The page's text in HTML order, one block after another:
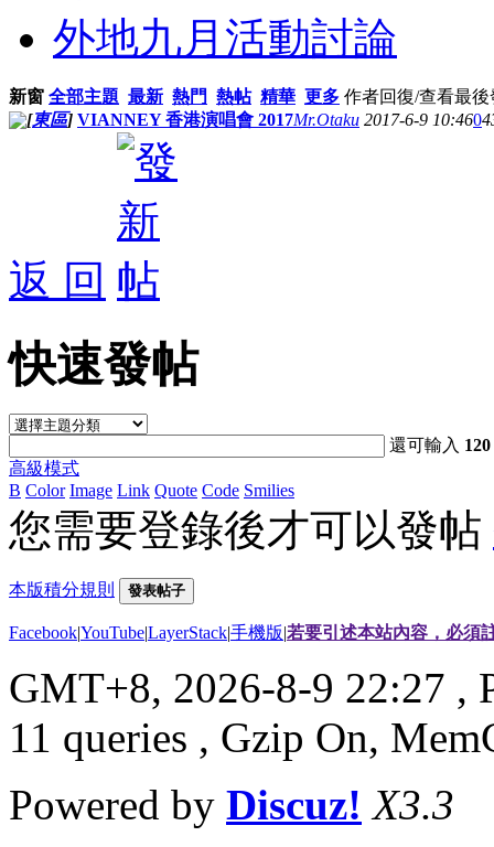
外地九月活動討論
新窗 全部主題 最新 熱門 熱帖 精華 更多 作者回復/查看最後
[東區] VIANNEY 香港演唱會 2017Mr.Otaku 2017-6-9 10:460
返 回
快速發帖
還可輸入 120
高級模式
B Color Image Link Quote Code Smilies
您需要登錄後才可以發帖
本版積分規則 發表帖子
Facebook|YouTube|LayerStack|手機版|若要引述本站內容，必須
GMT+8, 2026-8-9 22:27 ,
11 queries , Gzip On,
Powered by Discuz! X3.3